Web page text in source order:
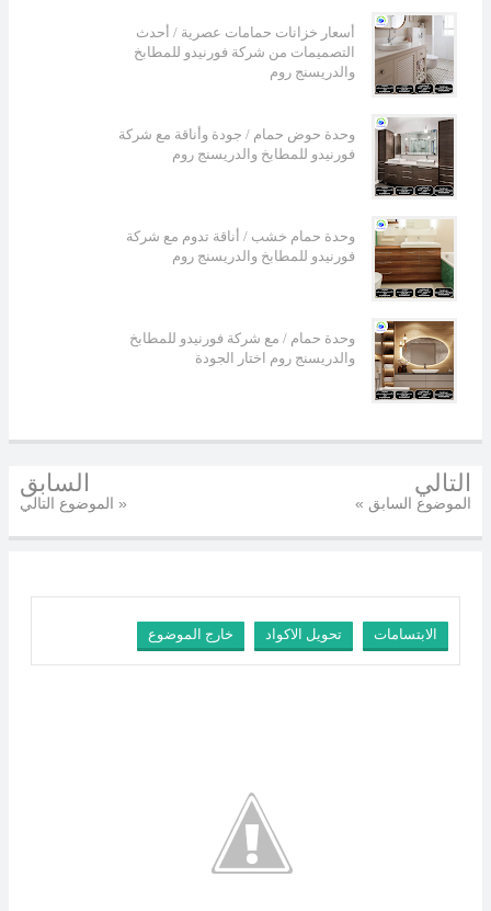
أسعار خزانات حمامات عصرية / أحدث
التصميمات من شركة فورنيدو للمطابخ
والدريسنج روم
وحدة حوض حمام / جودة وأناقة مع شركة
فورنيدو للمطابخ والدريسنج روم
وحدة حمام خشب / أناقة تدوم مع شركة
فورنيدو للمطابخ والدريسنج روم
وحدة حمام / مع شركة فورنيدو للمطابخ
والدريسنج روم اختار الجودة
التالي
« الموضوع السابق
السابق
الموضوع التالي »
خارج الموضوع تحويل الاكواد الابتسامات